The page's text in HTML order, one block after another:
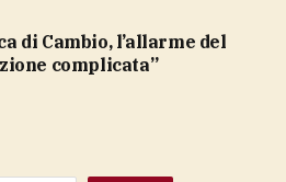
complicata”